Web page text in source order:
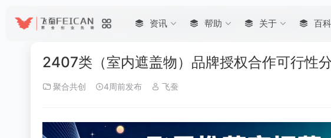
资讯 帮助 关于 百科
首页 • 帮助 • 聚合共创 2407类（室内遮盖物）品牌授权合作可行性分析及注意事项（通
2407类（室内遮盖物）品牌授权合作可行性
聚合共创 4周前发布 飞蚕